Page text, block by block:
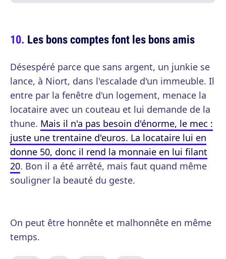
Les bons comptes font les bons amis
Désespéré parce que sans argent, un junkie se
lance, à Niort, dans l'escalade d'un immeuble. Il
entre par la fenêtre d'un logement, menace la
locataire avec un couteau et lui demande de la
thune. Mais il n'a pas besoin d'énorme, le mec :
juste une trentaine d'euros. La locataire lui en
donne 50, donc il rend la monnaie en lui filant
20. Bon il a été arrêté, mais faut quand même
souligner la beauté du geste.
On peut être honnête et malhonnête en même
temps.